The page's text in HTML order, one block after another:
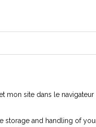
mon site dans le
storage and handling of